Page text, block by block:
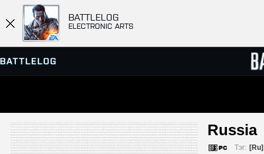
BATTLELOG
ELECTRONIC ARTS
ПРОСМОТР СЕРВЕРОВ
МАТЧИ
Russia
Тэг: [Ru]